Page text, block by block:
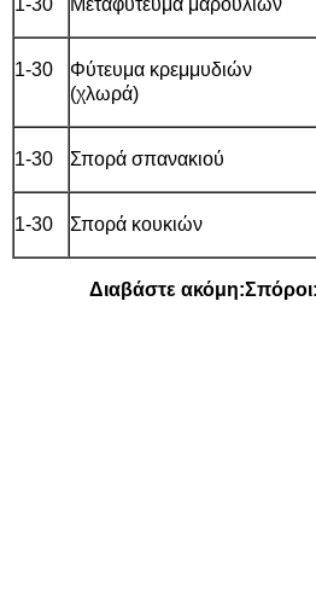
1-30 Μεταφύτευμα μαρουλιών
1-30
Φύτευμα κρεμμυδιών
(χλωρά)
1-30 Σπορά σπανακιού
1-30 Σπορά κουκιών
Διαβάστε ακόμη: